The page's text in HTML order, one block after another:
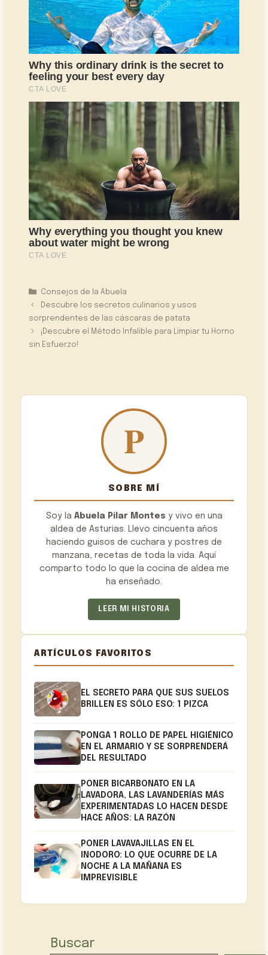
Categorías
Consejos de la Abuela
Descubre los secretos culinarios y usos
sorprendentes de las cáscaras de patata
¡Descubre el Método Infalible para Limpiar tu Horno
sin Esfuerzo!
SOBRE MÍ
Soy la Abuela Pilar Montes y vivo en una
aldea de Asturias. Llevo cincuenta años
haciendo guisos de cuchara y postres de
manzana, recetas de toda la vida. Aquí
comparto todo lo que la cocina de aldea me
ha enseñado.
LEER MI HISTORIA
ARTÍCULOS FAVORITOS
EL SECRETO PARA QUE SUS SUELOS
BRILLEN ES SÓLO ESO: 1 PIZCA
PONGA 1 ROLLO DE PAPEL HIGIÉNICO
EN EL ARMARIO Y SE SORPRENDERÁ
DEL RESULTADO
PONER BICARBONATO EN LA
LAVADORA, LAS LAVANDERÍAS MÁS
EXPERIMENTADAS LO HACEN DESDE
HACE AÑOS: LA RAZÓN
PONER LAVAVAJILLAS EN EL
INODORO: LO QUE OCURRE DE LA
NOCHE A LA MAÑANA ES
IMPREVISIBLE
Buscar